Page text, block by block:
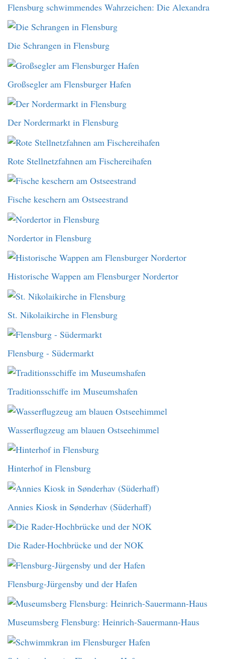
Flensburg schwimmendes Wahrzeichen: Die Alexandra
Die Schrangen in Flensburg
Großsegler am Flensburger Hafen
Der Nordermarkt in Flensburg
Rote Stellnetzfahnen am Fischereihafen
Fische keschern am Ostseestrand
Nordertor in Flensburg
Historische Wappen am Flensburger Nordertor
St. Nikolaikirche in Flensburg
Flensburg - Südermarkt
Traditionsschiffe im Museumshafen
Wasserflugzeug am blauen Ostseehimmel
Hinterhof in Flensburg
Annies Kiosk in Sønderhav (Süderhaff)
Die Rader-Hochbrücke und der NOK
Flensburg-Jürgensby und der Hafen
Museumsberg Flensburg: Heinrich-Sauermann-Haus